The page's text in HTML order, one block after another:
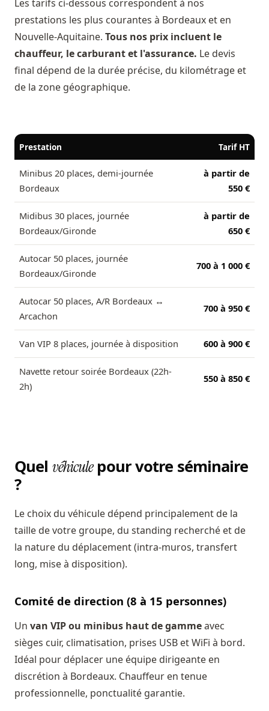
Les tarifs ci-dessous correspondent à nos
prestations les plus courantes à Bordeaux et en
Nouvelle-Aquitaine. Tous nos prix incluent le
chauffeur, le carburant et l'assurance. Le devis
final dépend de la durée précise, du kilométrage et
de la zone géographique.
Prestation Tarif HT
Minibus 20 places, demi-journée
Bordeaux
à partir de
550 €
Midibus 30 places, journée
Bordeaux/Gironde
à partir de
650 €
Autocar 50 places, journée
Bordeaux/Gironde
700 à 1 000 €
Autocar 50 places, A/R Bordeaux ↔
Arcachon
700 à 950 €
Van VIP 8 places, journée à disposition 600 à 900 €
Navette retour soirée Bordeaux (22h-
2h)
550 à 850 €
Quel véhiculepour votre séminaire
?
Le choix du véhicule dépend principalement de la
taille de votre groupe, du standing recherché et de
la nature du déplacement (intra-muros, transfert
long, mise à disposition).
Comité de direction (8 à 15 personnes)
Un van VIP ou minibus haut de gammeavec
sièges cuir, climatisation, prises USB et WiFi à bord.
Idéal pour déplacer une équipe dirigeante en
discrétion à Bordeaux. Chauffeur en tenue
professionnelle, ponctualité garantie.